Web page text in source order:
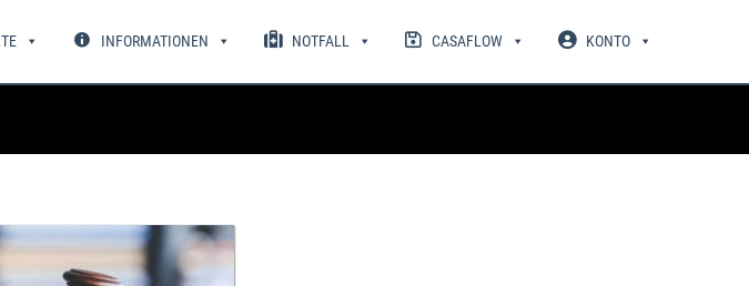
INFORMATIONEN NOTFALL CASAFLOW KONTO